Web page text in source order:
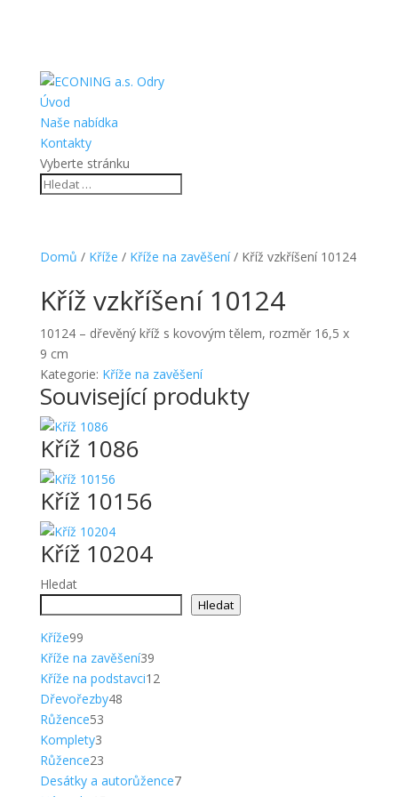
Úvod
Naše nabídka
Kontakty
Vyberte stránku
Domů / Kříže / Kříže na zavěšení/ Kříž vzkříšení 10124
Kříž vzkříšení 10124
10124 – dřevěný kříž s kovovým tělem, rozměr 16,5 x
9 cm
Kategorie: Kříže na zavěšení
Související produkty
Kříž 1086
Kříž 10156
Kříž 10204
Hledat
Hledat
Kříže9999
produktů
Kříže na zavěšení3939
produktů
Kříže na podstavci1212
Dřevořezby4848
Růžence5353
Komplety33
produkty
Růžence2323
produktů
Desátky a autorůžence77